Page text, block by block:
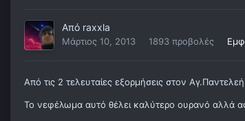
Από raxxla
Μάρτιος 10, 2013 1893 προβολές
Από τις 2 τελευταίες εξορμήσεις στον
Το νεφέλωμα αυτό θέλει καλύτερο ουρανό αλλά